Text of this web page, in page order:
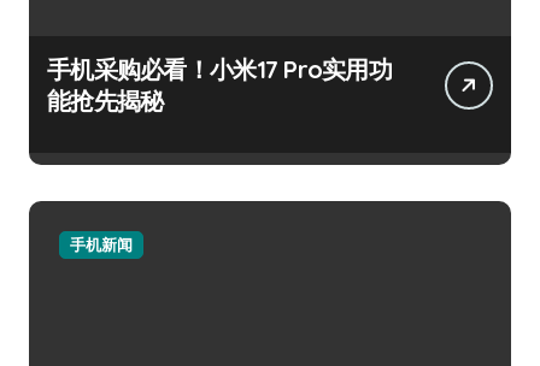
手机采购必看！小米17 Pro实用功
能抢先揭秘
手机新闻